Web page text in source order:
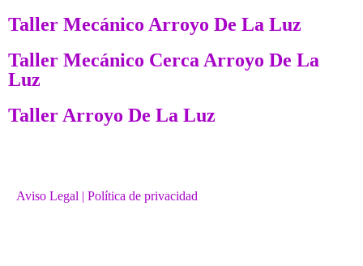
Taller Mecánico Arroyo De La Luz
Taller Mecánico Cerca Arroyo De La
Luz
Taller Arroyo De La Luz
Aviso Legal | Política de privacidad